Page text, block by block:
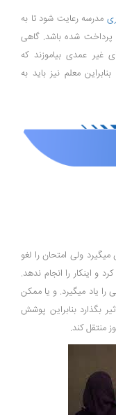
مدرسه رعایت شود تا به
پرداخت شده باشد. گاهی
عمدی بیاموزند که
معلم نیز باید به
ولی امتحان را لغو
و اینکار را انجام ندهد.
را یاد میگیرد. و یا ممکن
بگذارد بنابراین پوشش
منتقل کند.